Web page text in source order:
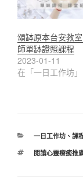
頌缽原本台安教
師單缽證照課程
2023-01-11
在「一日工作坊
分
一日工作坊、 課
標
閱讀心靈療癒推